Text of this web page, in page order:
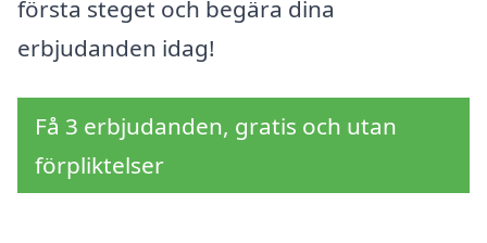
första steget och begära dina
erbjudanden idag!
Få 3 erbjudanden, gratis och utan
förpliktelser